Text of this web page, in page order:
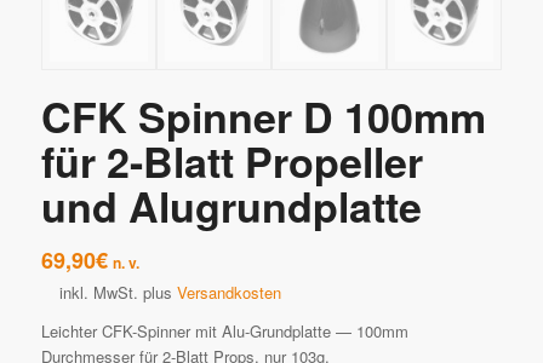
CFK Spinner D 100mm
für 2-Blatt Propeller
und Alugrundplatte
69,90€ n. v.
inkl. MwSt. plus Versandkosten
Leichter CFK-Spinner mit Alu-Grundplatte — 100mm
Durchmesser für 2-Blatt Props, nur 103g.